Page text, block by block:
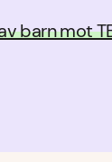
barn mot